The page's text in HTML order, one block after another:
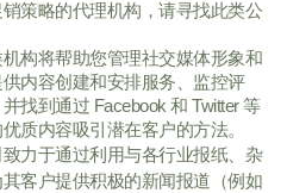
策略的代理机构，请寻找此类公
机构将帮助您管理社交媒体形象和
内容创建和安排服务、监控评
找到通过 Facebook 和 Twitter 等
质内容吸引潜在客户的方法。
力于通过利用与各行业报纸、杂
客户提供积极的新闻报道（例如